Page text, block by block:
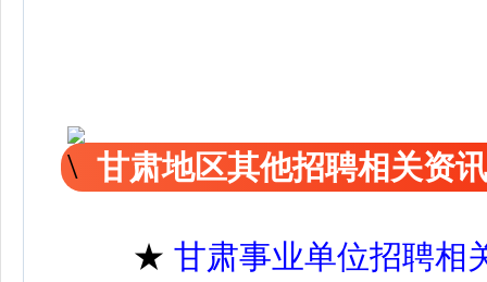
甘肃地区其他招聘相关资
★ 甘肃事业单位招聘相